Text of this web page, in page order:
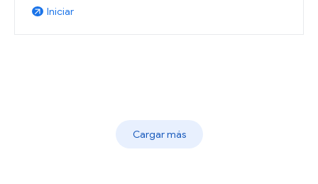
arrow_outward Iniciar
Cargar más